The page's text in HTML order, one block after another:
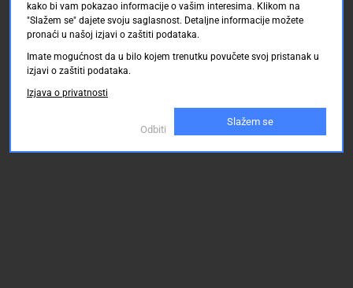
kako bi vam pokazao informacije o vašim interesima. Klikom na
"Slažem se" dajete svoju saglasnost. Detaljne informacije možete
pronaći u našoj izjavi o zaštiti podataka.
Imate mogućnost da u bilo kojem trenutku povučete svoj pristanak u
izjavi o zaštiti podataka.
Izjava o privatnosti
Odbiti
Slažem se